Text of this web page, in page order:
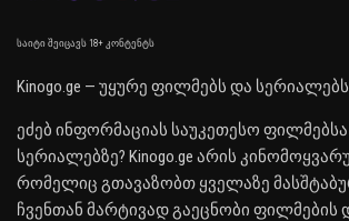
საიტი შეიცავს 18+ კონტენტს
Kinogo.ge — უყურე ფილმებს და
ეძებ ინფორმაციას საუკეთესო
სერიალებზე? Kinogo.ge არის
რომელიც გთავაზობთ ყველაზე
ჩვენთან მარტივად გაეცნობი